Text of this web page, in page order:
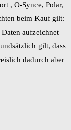
, O-Synce, Polar,
beim Kauf gilt:
aufzeichnet
gilt, dass
dadurch aber